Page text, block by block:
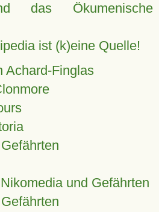
das Ökumenische
ist (k)eine Quelle!
Achard-Finglas
und Gefährten